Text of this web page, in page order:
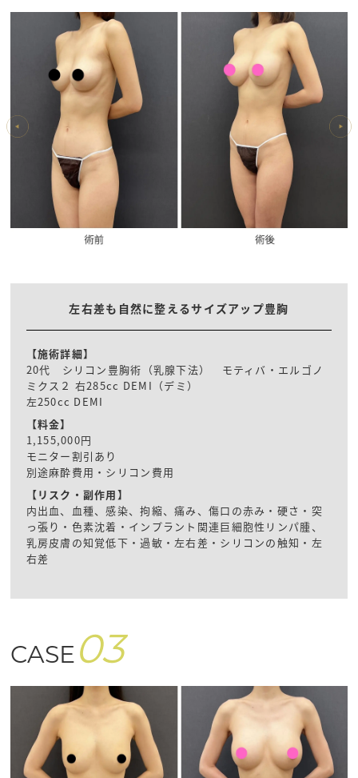
左右差も自然に整えるサイズアップ豊胸
【施術詳細】
20代 シリコン豊胸術（乳腺下法） モティバ・エルゴノ
ミクス２ 右285cc DEMI（デミ）
左250cc DEMI
【料金】
1,155,000円
モニター割引あり
別途麻酔費用・シリコン費用
【リスク・副作用】
内出血、血種、感染、拘縮、痛み、傷口の赤み・硬さ・突
っ張り・色素沈着・インプラント関連巨細胞性リンパ腫、
乳房皮膚の知覚低下・過敏・左右差・シリコンの触知・左
右差
CASE 03